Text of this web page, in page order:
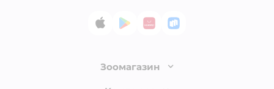
App StoreGoogle Play
AppGallery
RuStore
Зоомагазин